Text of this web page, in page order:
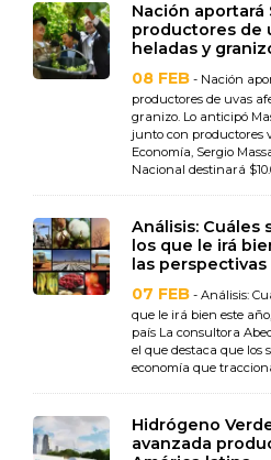
Nación aportará
productores de
heladas y
08 FEB - Nación
productores de uvas
granizo. Lo anticipó
junto con productores
Economía, Sergio
Nacional destinará
Análisis: Cuáles
los que le irá
las
07 FEB - Análisis:
que le irá bien este
país La consultora
el que destaca que los
economía que
Hidrógeno
avanzada